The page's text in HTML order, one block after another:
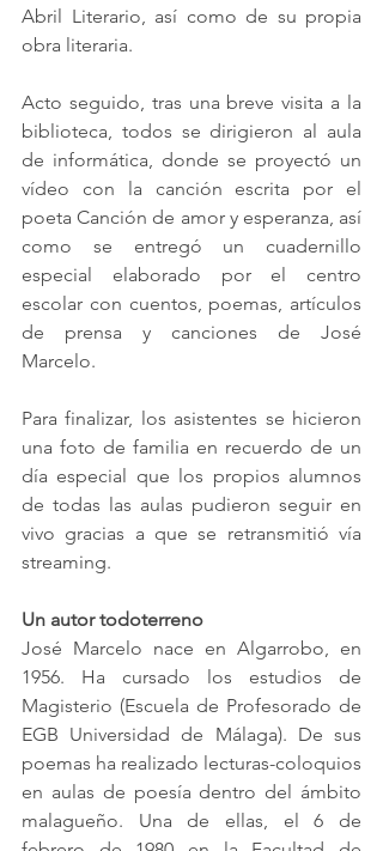
Abril Literario, así como de su propia
obra literaria.
Acto seguido, tras una breve visita a la
biblioteca, todos se dirigieron al aula
de informática, donde se proyectó un
vídeo con la canción escrita por el
poeta Canción de amor y esperanza, así
como se entregó un cuadernillo
especial elaborado por el centro
escolar con cuentos, poemas, artículos
de prensa y canciones de José
Marcelo.
Para finalizar, los asistentes se hicieron
una foto de familia en recuerdo de un
día especial que los propios alumnos
de todas las aulas pudieron seguir en
vivo gracias a que se retransmitió vía
streaming.
Un autor todoterreno
José Marcelo nace en Algarrobo, en
1956. Ha cursado los estudios de
Magisterio (Escuela de Profesorado de
EGB Universidad de Málaga). De sus
poemas ha realizado lecturas-coloquios
en aulas de poesía dentro del ámbito
malagueño. Una de ellas, el 6 de